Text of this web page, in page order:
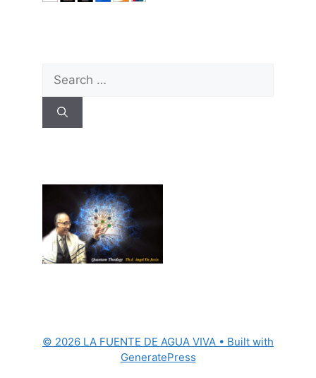
Search
for:
© 2026 LA FUENTE DE AGUA VIVA • Built with
GeneratePress